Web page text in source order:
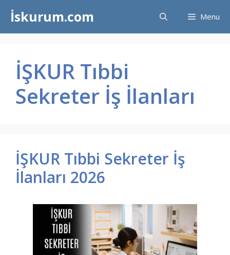
atlaİskurum.com Menu
İŞKUR Tıbbi
Sekreter İş İlanları
İŞKUR Tıbbi Sekreter İş
İlanları 2026